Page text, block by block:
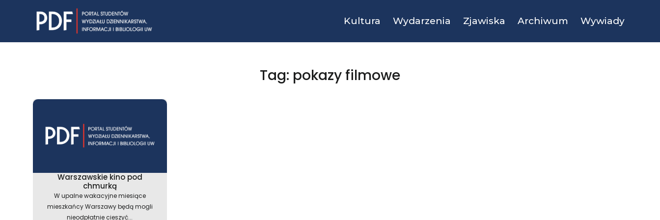
Kultura Wydarzenia Zjawiska Archiwum Wywiady
Tag: pokazy filmowe
Warszawskie kino pod
chmurką
W upalne wakacyjne miesiące
mieszkańcy Warszawy będą mogli
nieodpłatnie cieszyć...